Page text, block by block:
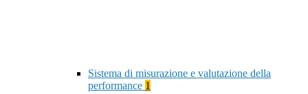
Sistema di misurazione e valutazione della
performance 1